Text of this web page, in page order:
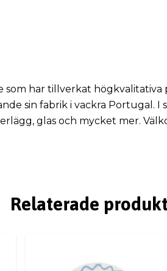
som har tillverkat
sin fabrik i vackra Portugal.
glas och mycket mer.
Relaterade